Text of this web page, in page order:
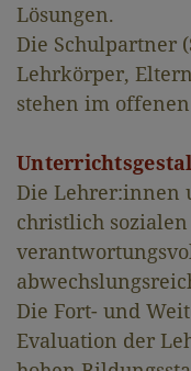
Lösungen.
Die Schulpartner
Lehrkörper,
stehen im
Die Lehrer:innen
christlich
Die Fort- und
Evaluation der